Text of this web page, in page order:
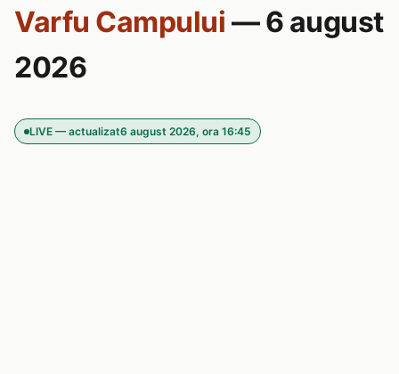
Varfu Campului — 6 august
2026
LIVE — actualizat6 august 2026, ora 16:45